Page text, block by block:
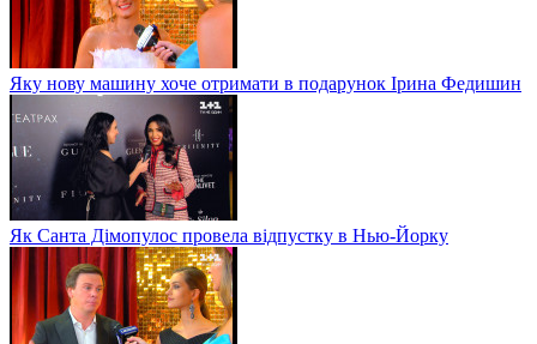
Яку нову машину хоче отримати в подарунок Ірина Федишин
Як Санта Дімопулос провела відпустку в Нью-Йорку